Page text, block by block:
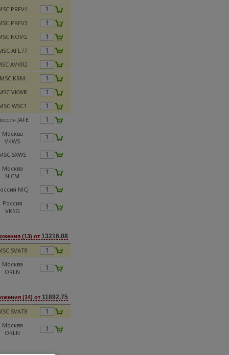
PRFV4
PRFV3
NOVG
AFL77
AVKR2
MSC KRM
VKWR
WSC1
JAFE
Москва
VKWS
SXWS
Москва
NICM
NICJ
Россия
VKSG
(13) от 13216.88
SVAT8
Москва
ORLN
(14) от 11892.75
SVAT8
Москва
ORLN